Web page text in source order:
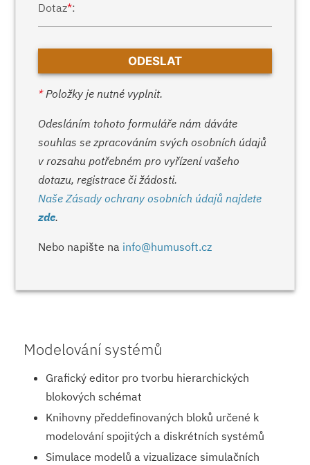
Dotaz*:
*Položky je nutné vyplnit.
Odesláním tohoto formuláře nám dáváte
souhlas se zpracováním svých osobních údajů
v rozsahu potřebném pro vyřízení vašeho
dotazu, registrace či žádosti.
Naše Zásady ochrany osobních údajů najdete
zde.
Nebo napište na info@humusoft.cz
Modelování systémů
Grafický editor pro tvorbu hierarchických
blokových schémat
Knihovny předdefinovaných bloků určené k
modelování spojitých a diskrétních systémů
Simulace modelů a vizualizace simulačních